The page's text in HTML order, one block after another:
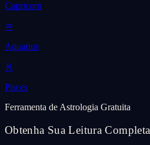
Capricorn
♒
Aquarius
♓
Pisces
Ferramenta de Astrologia Gratuita
Obtenha Sua Leitura Completa